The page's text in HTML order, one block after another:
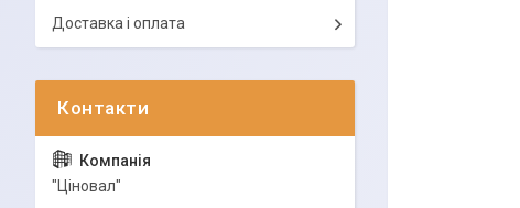
Доставка і оплата
"Ціновал"